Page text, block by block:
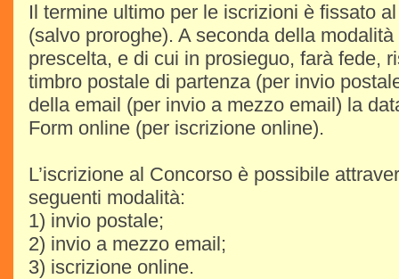
Il termine ultimo per le iscrizioni è fissato
(salvo proroghe). A seconda della
prescelta, e di cui in prosieguo, farà fede,
timbro postale di partenza (per invio
della email (per invio a mezzo email) la
Form online (per iscrizione online).
L’iscrizione al Concorso è possibile
seguenti modalità:
1) invio postale;
2) invio a mezzo email;
3) iscrizione online.